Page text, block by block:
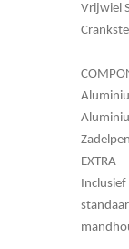
Vrijwiel
EXTRA